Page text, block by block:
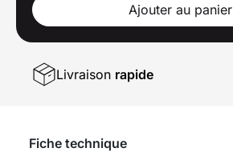
Ajouter au panier
Livraison rapide
Fiche technique